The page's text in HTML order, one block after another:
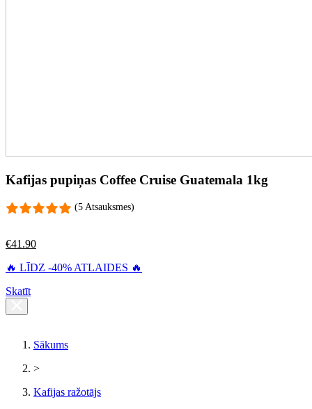
Kafijas pupiņas Coffee Cruise Guatemala 1kg
(5 Atsauksmes)
€41.90
🔥 LĪDZ -40% ATLAIDES 🔥
Skatīt
Sākums
>
Kafijas ražotājs